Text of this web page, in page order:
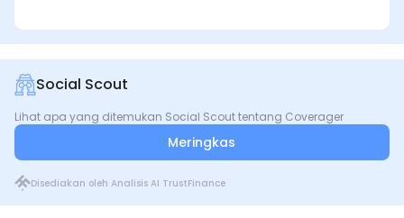
Social Scout
Lihat apa yang ditemukan Social Scout tentang Coverager
Meringkas
Disediakan oleh Analisis AI TrustFinance